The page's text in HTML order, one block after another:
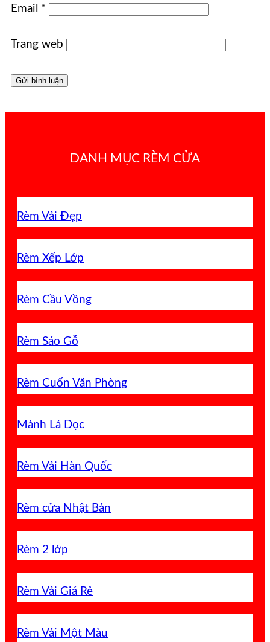
Email *
Trang web
DANH MỤC RÈM CỬA
Rèm Vải Đẹp
Rèm Xếp Lớp
Rèm Cầu Vồng
Rèm Sáo Gỗ
Rèm Cuốn Văn Phòng
Mành Lá Dọc
Rèm Vải Hàn Quốc
Rèm cửa Nhật Bản
Rèm 2 lớp
Rèm Vải Giá Rẻ
Rèm Vải Một Màu